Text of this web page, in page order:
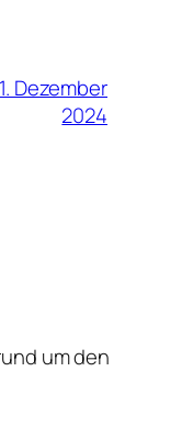
1. Dezember
2024
um den